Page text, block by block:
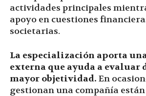
actividades principales
apoyo en cuestiones
societarias.
La especialización aporta
externa que ayuda a evaluar
mayor objetividad. En
gestionan una compañía